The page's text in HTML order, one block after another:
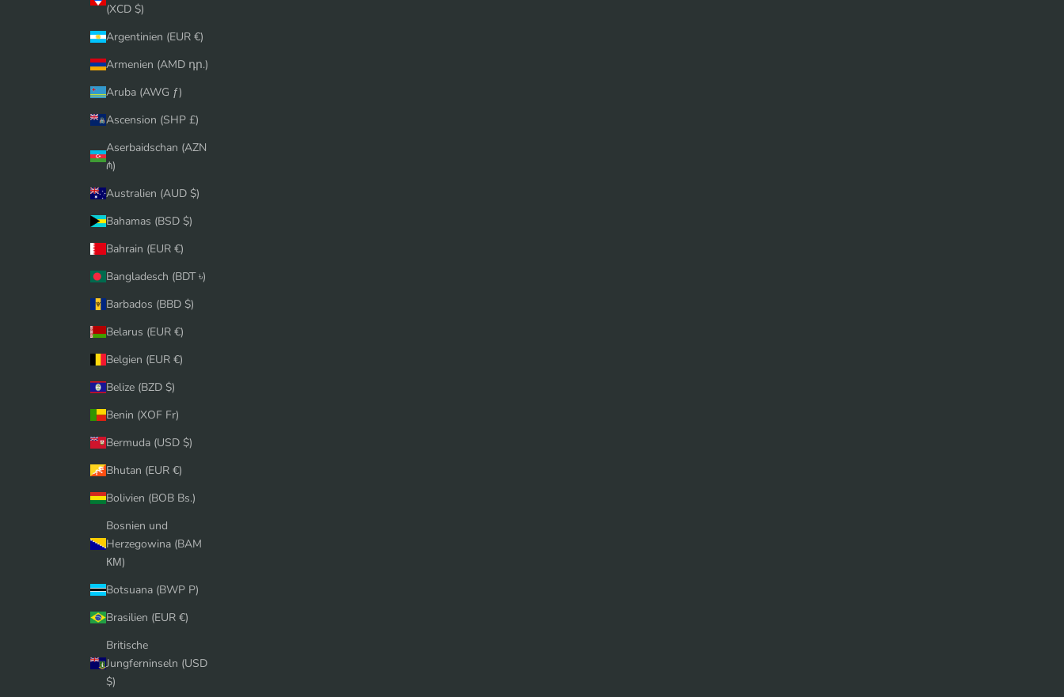
(XCD $)
Argentinien (EUR €)
Armenien (AMD դր.)
Aruba (AWG ƒ)
Ascension (SHP £)
Aserbaidschan (AZN
₼)
Australien (AUD $)
Bahamas (BSD $)
Bahrain (EUR €)
Bangladesch (BDT ৳)
Barbados (BBD $)
Belarus (EUR €)
Belgien (EUR €)
Belize (BZD $)
Benin (XOF Fr)
Bermuda (USD $)
Bhutan (EUR €)
Bolivien (BOB Bs.)
Bosnien und
Herzegowina (BAM
КМ)
Botsuana (BWP P)
Brasilien (EUR €)
Britische
Jungferninseln (USD
$)